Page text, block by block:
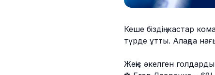
Кеше біздің жастар
түрде ұтты. Алаңда
Жеңіс әкелген